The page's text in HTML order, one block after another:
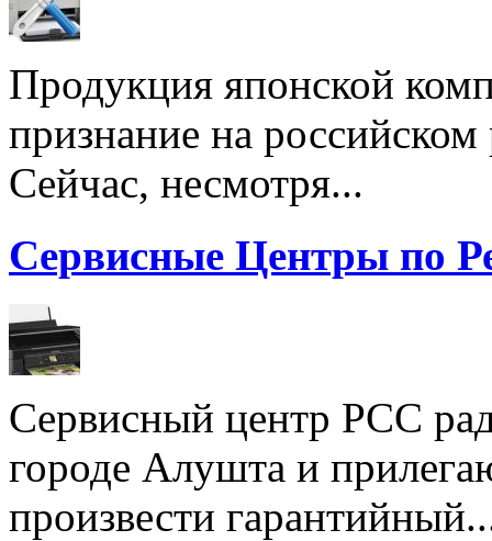
Продукция японской
признание на
Сейчас, несмотря...
Сервисные Центры по
Сервисный центр РСС
городе Алушта и
произвести